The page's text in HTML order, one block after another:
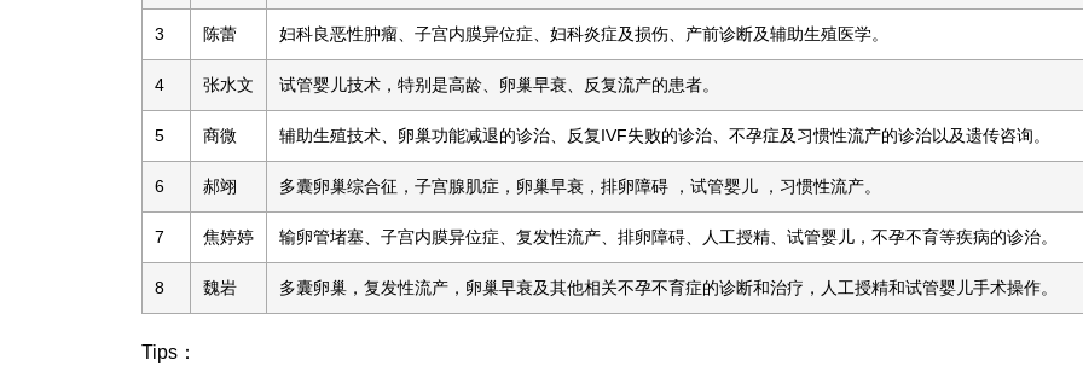
3 陈蕾 妇科良恶性肿瘤、子宫内膜异位症、妇科炎症及损伤、产前诊断及辅助生殖医学。
4 张水文 试管婴儿技术，特别是高龄、卵巢早衰、反复流产的患者。
5 商微 辅助生殖技术、卵巢功能减退的诊治、反复IVF失败的诊治、不孕症及习惯性流产的诊治以及遗传咨询。
6 郝翊 多囊卵巢综合征，子宫腺肌症，卵巢早衰，排卵障碍 ，试管婴儿 ，习惯性流产。
7 焦婷婷 输卵管堵塞、子宫内膜异位症、复发性流产、排卵障碍、人工授精、试管婴儿，不孕不育等疾病的诊治。
8 魏岩 多囊卵巢，复发性流产，卵巢早衰及其他相关不孕不育症的诊断和治疗，人工授精和试管婴儿手术操作。
Tips：